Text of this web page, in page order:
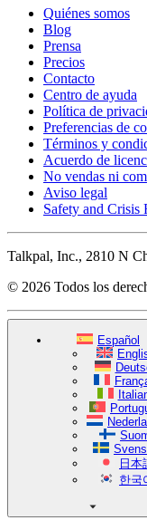
Quiénes somos
Blog
Prensa
Precios
Contacto
Centro de ayuda
Política de
Preferencias de
Términos y
Acuerdo de
No vendas ni
Aviso legal
Safety and Crisis
Talkpal, Inc., 2810 N
© 2026 Todos los
Español
日本
한국